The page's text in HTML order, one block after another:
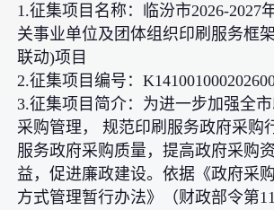
1.征集项目名称：临汾市2026-2027
关事业单位及团体组织印刷服务框
联动)项目
2.征集项目编号：
3.征集项目简介：为进一步加强全
采购管理， 规范印刷服务政府采购
服务政府采购质量，提高政府采购
益，促进廉政建设。依据《政府采
方式管理暂行办法》（财政部令第